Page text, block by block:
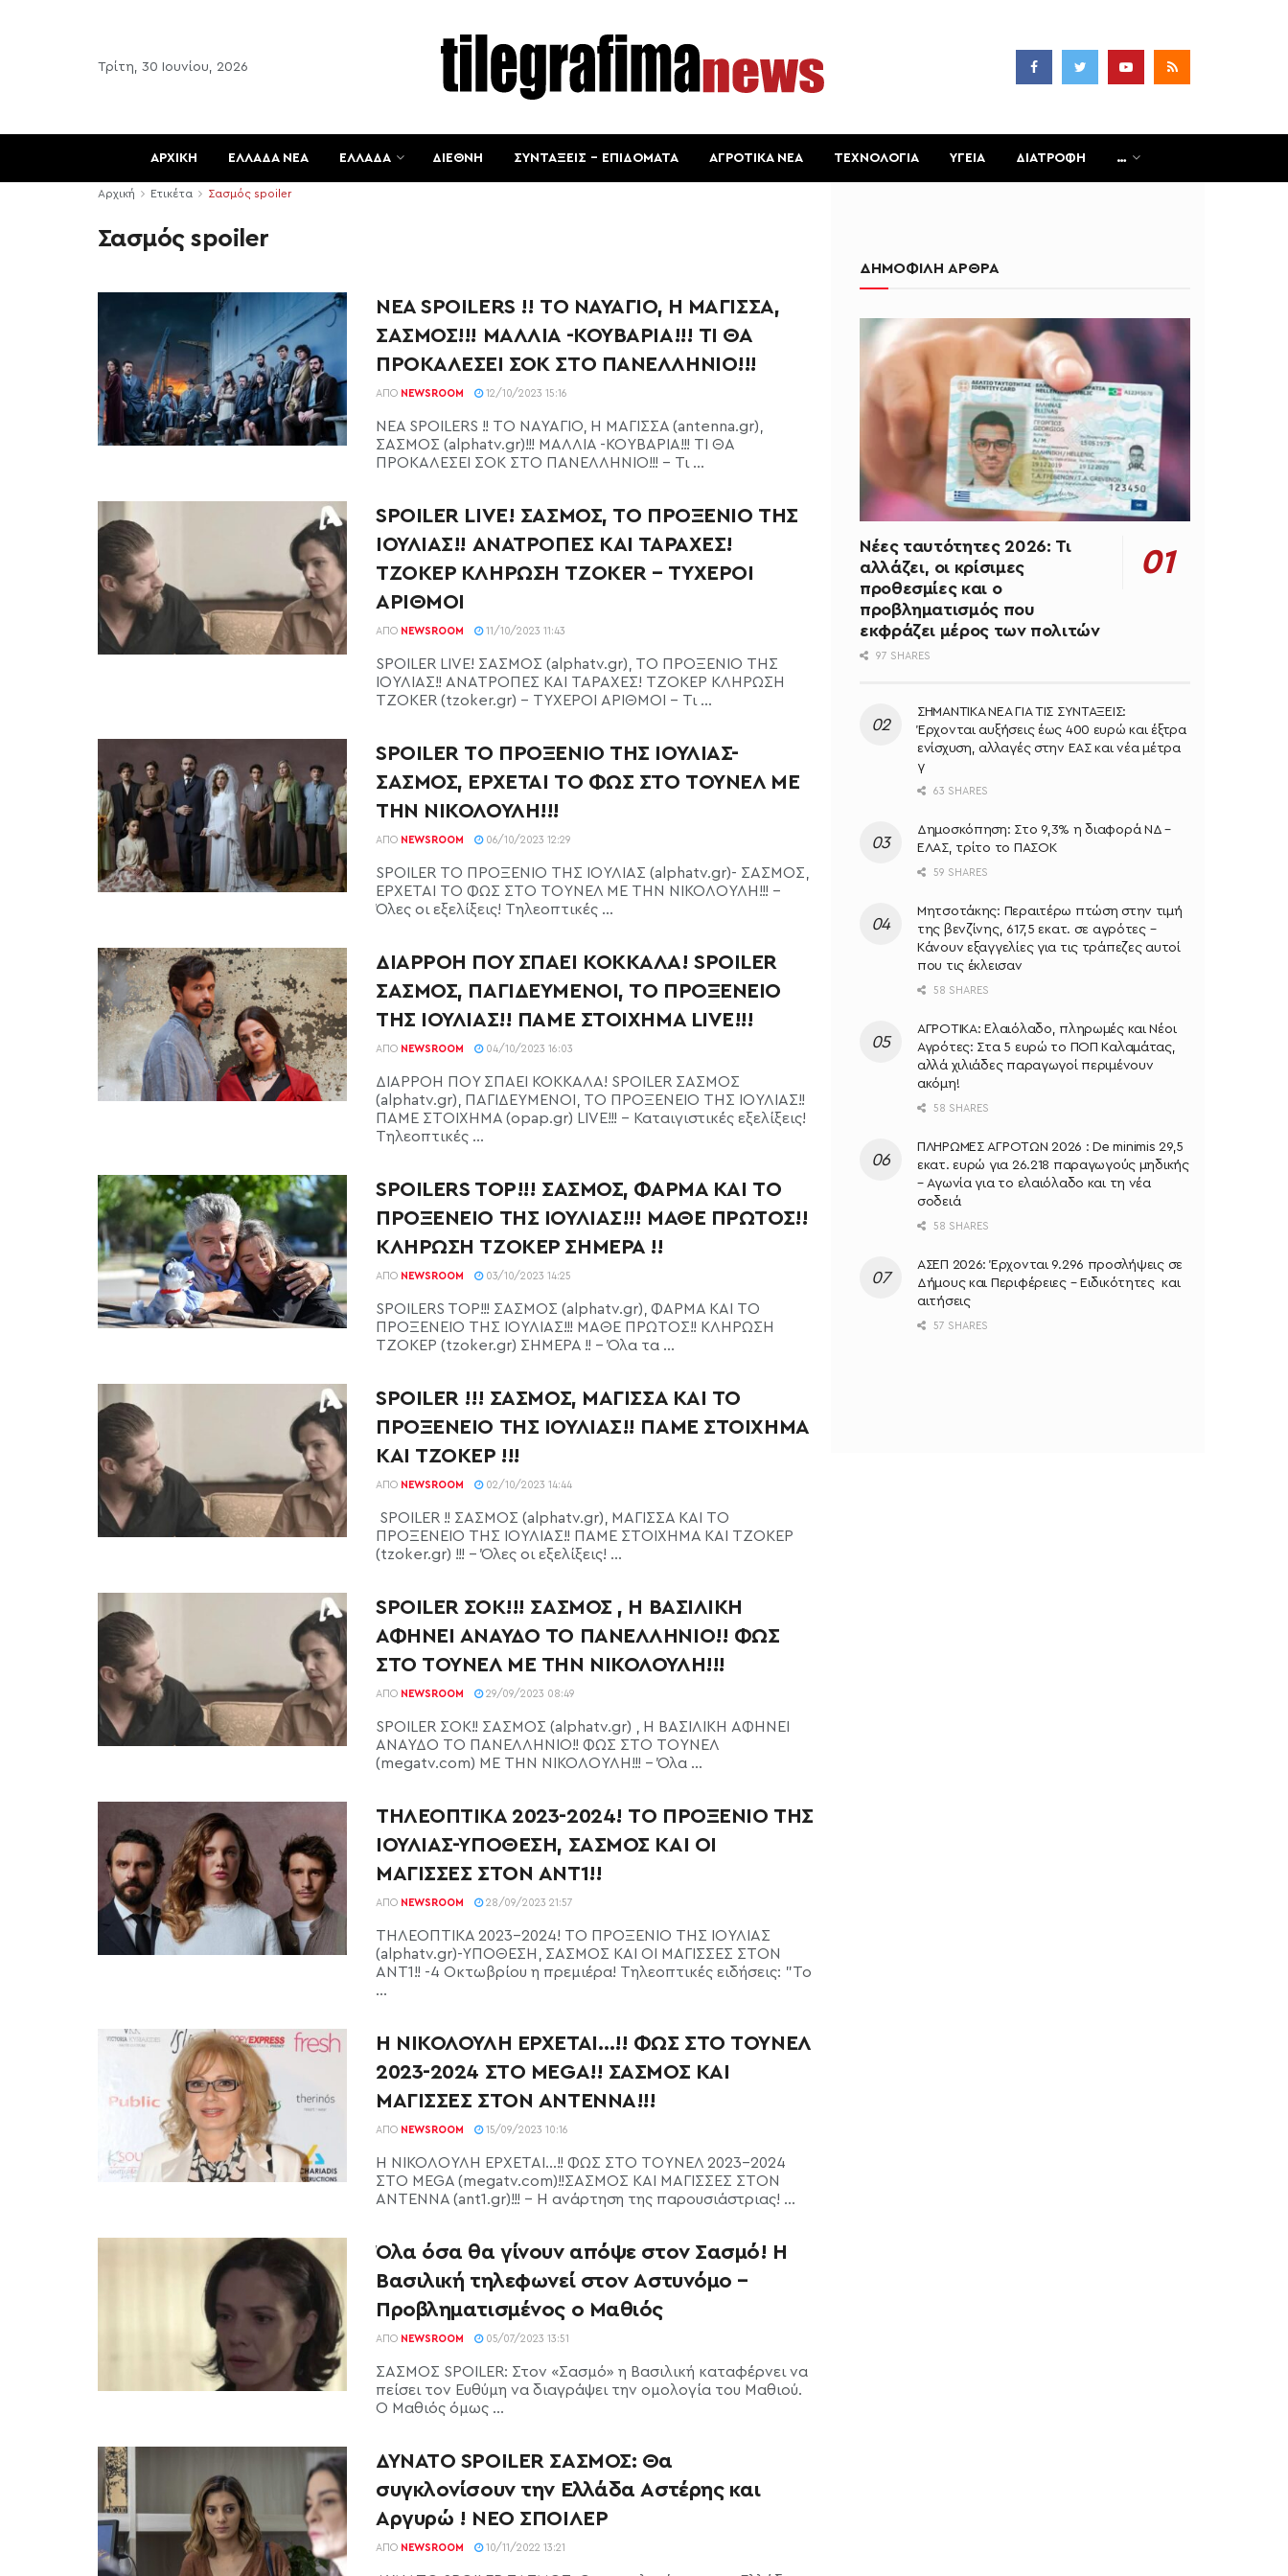
Τρίτη, 30 Ιουνίου, 2026
ΑΡΧΙΚΗ ΕΛΛΑΔΑ ΝΕΑ ΕΛΛΑΔΑ ΔΙΕΘΝΗ ΣΥΝΤΑΞΕΙΣ – ΕΠΙΔΟΜΑΤΑ ΑΓΡΟΤΙΚΑ ΝΕΑ ΤΕΧΝΟΛΟΓΙΑ ΥΓΕΙΑ ΔΙΑΤΡΟΦΗ …
Αρχική Ετικέτα Σασμός spoiler
Σασμός spoiler
ΝΕΑ SPOILERS !! ΤΟ ΝΑΥΑΓΙΟ, Η ΜΑΓΙΣΣΑ,
ΣΑΣΜΟΣ!!! ΜΑΛΛΙΑ -ΚΟΥΒΑΡΙΑ!!! ΤΙ ΘΑ
ΠΡΟΚΑΛΕΣΕΙ ΣΟΚ ΣΤΟ ΠΑΝΕΛΛΗΝΙΟ!!!
ΑΠΌ NEWSROOM 12/10/2023 15:16
ΝΕΑ SPOILERS !! ΤΟ ΝΑΥΑΓΙΟ, Η ΜΑΓΙΣΣΑ (antenna.gr),
ΣΑΣΜΟΣ (alphatv.gr)!!! ΜΑΛΛΙΑ -ΚΟΥΒΑΡΙΑ!!! ΤΙ ΘΑ
ΠΡΟΚΑΛΕΣΕΙ ΣΟΚ ΣΤΟ ΠΑΝΕΛΛΗΝΙΟ!!! - Τι ...
SPOILER LIVE! ΣΑΣΜΟΣ, ΤΟ ΠΡΟΞΕΝΙΟ ΤΗΣ
ΙΟΥΛΙΑΣ!! ΑΝΑΤΡΟΠΕΣ ΚΑΙ ΤΑΡΑΧΕΣ!
ΤΖΟΚΕΡ ΚΛΗΡΩΣΗ TZOKER – ΤΥΧΕΡΟΙ
ΑΡΙΘΜΟΙ
ΑΠΌ NEWSROOM 11/10/2023 11:43
SPOILER LIVE! ΣΑΣΜΟΣ (alphatv.gr), ΤΟ ΠΡΟΞΕΝΙΟ ΤΗΣ
ΙΟΥΛΙΑΣ!! ΑΝΑΤΡΟΠΕΣ ΚΑΙ ΤΑΡΑΧΕΣ! ΤΖΟΚΕΡ ΚΛΗΡΩΣΗ
TZOKER (tzoker.gr) - ΤΥΧΕΡΟΙ ΑΡΙΘΜΟΙ - Τι ...
SPOILER ΤΟ ΠΡΟΞΕΝΙΟ ΤΗΣ ΙΟΥΛΙΑΣ-
ΣΑΣΜΟΣ, ΕΡΧΕΤΑΙ ΤΟ ΦΩΣ ΣΤΟ ΤΟΥΝΕΛ ΜΕ
ΤΗΝ ΝΙΚΟΛΟΥΛΗ!!!
ΑΠΌ NEWSROOM 06/10/2023 12:29
SPOILER ΤΟ ΠΡΟΞΕΝΙΟ ΤΗΣ ΙΟΥΛΙΑΣ (alphatv.gr)- ΣΑΣΜΟΣ,
ΕΡΧΕΤΑΙ ΤΟ ΦΩΣ ΣΤΟ ΤΟΥΝΕΛ ΜΕ ΤΗΝ ΝΙΚΟΛΟΥΛΗ!!! -
Όλες οι εξελίξεις! Τηλεοπτικές ...
ΔΙΑΡΡΟΗ ΠΟΥ ΣΠΑΕΙ ΚΟΚΚΑΛΑ! SPOILER
ΣΑΣΜΟΣ, ΠΑΓΙΔΕΥΜΕΝΟΙ, ΤΟ ΠΡΟΞΕΝΕΙΟ
ΤΗΣ ΙΟΥΛΙΑΣ!! ΠΑΜΕ ΣΤΟΙΧΗΜΑ LIVE!!!
ΑΠΌ NEWSROOM 04/10/2023 16:03
ΔΙΑΡΡΟΗ ΠΟΥ ΣΠΑΕΙ ΚΟΚΚΑΛΑ! SPOILER ΣΑΣΜΟΣ
(alphatv.gr), ΠΑΓΙΔΕΥΜΕΝΟΙ, ΤΟ ΠΡΟΞΕΝΕΙΟ ΤΗΣ ΙΟΥΛΙΑΣ!!
ΠΑΜΕ ΣΤΟΙΧΗΜΑ (opap.gr) LIVE!!! - Καταιγιστικές εξελίξεις!
Τηλεοπτικές ...
SPOILERS TOP!!! ΣΑΣΜΟΣ, ΦΑΡΜΑ ΚΑΙ ΤΟ
ΠΡΟΞΕΝΕΙΟ ΤΗΣ ΙΟΥΛΙΑΣ!!! ΜΑΘΕ ΠΡΩΤΟΣ!!
ΚΛΗΡΩΣΗ ΤΖΟΚΕΡ ΣΗΜΕΡΑ !!
ΑΠΌ NEWSROOM 03/10/2023 14:25
SPOILERS TOP!!! ΣΑΣΜΟΣ (alphatv.gr), ΦΑΡΜΑ ΚΑΙ ΤΟ
ΠΡΟΞΕΝΕΙΟ ΤΗΣ ΙΟΥΛΙΑΣ!!! ΜΑΘΕ ΠΡΩΤΟΣ!! ΚΛΗΡΩΣΗ
ΤΖΟΚΕΡ (tzoker.gr) ΣΗΜΕΡΑ !! - Όλα τα ...
SPOILER !!! ΣΑΣΜΟΣ, ΜΑΓΙΣΣΑ ΚΑΙ ΤΟ
ΠΡΟΞΕΝΕΙΟ ΤΗΣ ΙΟΥΛΙΑΣ!! ΠΑΜΕ ΣΤΟΙΧΗΜΑ
ΚΑΙ ΤΖΟΚΕΡ !!!
ΑΠΌ NEWSROOM 02/10/2023 14:44
SPOILER !! ΣΑΣΜΟΣ (alphatv.gr), ΜΑΓΙΣΣΑ ΚΑΙ ΤΟ
ΠΡΟΞΕΝΕΙΟ ΤΗΣ ΙΟΥΛΙΑΣ!! ΠΑΜΕ ΣΤΟΙΧΗΜΑ ΚΑΙ ΤΖΟΚΕΡ
(tzoker.gr) !!! - Όλες οι εξελίξεις! ...
SPOILER ΣΟΚ!!! ΣΑΣΜΟΣ , Η ΒΑΣΙΛΙΚΗ
ΑΦΗΝΕΙ ΑΝΑΥΔΟ ΤΟ ΠΑΝΕΛΛΗΝΙΟ!! ΦΩΣ
ΣΤΟ ΤΟΥΝΕΛ ΜΕ ΤΗΝ ΝΙΚΟΛΟΥΛΗ!!!
ΑΠΌ NEWSROOM 29/09/2023 08:49
SPOILER ΣΟΚ!! ΣΑΣΜΟΣ (alphatv.gr) , Η ΒΑΣΙΛΙΚΗ ΑΦΗΝΕΙ
ΑΝΑΥΔΟ ΤΟ ΠΑΝΕΛΛΗΝΙΟ!! ΦΩΣ ΣΤΟ ΤΟΥΝΕΛ
(megatv.com) ΜΕ ΤΗΝ ΝΙΚΟΛΟΥΛΗ!!! - Όλα ...
ΤΗΛΕΟΠΤΙΚΑ 2023-2024! ΤΟ ΠΡΟΞΕΝΙΟ ΤΗΣ
ΙΟΥΛΙΑΣ-ΥΠΟΘΕΣΗ, ΣΑΣΜΟΣ ΚΑΙ ΟΙ
ΜΑΓΙΣΣΕΣ ΣΤΟΝ ΑΝΤ1!!
ΑΠΌ NEWSROOM 28/09/2023 21:57
ΤΗΛΕΟΠΤΙΚΑ 2023-2024! ΤΟ ΠΡΟΞΕΝΙΟ ΤΗΣ ΙΟΥΛΙΑΣ
(alphatv.gr)-ΥΠΟΘΕΣΗ, ΣΑΣΜΟΣ ΚΑΙ ΟΙ ΜΑΓΙΣΣΕΣ ΣΤΟΝ
ΑΝΤ1!! -4 Οκτωβρίου η πρεμιέρα! Τηλεοπτικές ειδήσεις: "Το
...
Η ΝΙΚΟΛΟΥΛΗ ΕΡΧΕΤΑΙ…!! ΦΩΣ ΣΤΟ ΤΟΥΝΕΛ
2023-2024 ΣΤΟ MEGA!! ΣΑΣΜΟΣ ΚΑΙ
ΜΑΓΙΣΣΕΣ ΣΤΟΝ ΑΝΤΕΝΝΑ!!!
ΑΠΌ NEWSROOM 15/09/2023 10:16
Η ΝΙΚΟΛΟΥΛΗ ΕΡΧΕΤΑΙ…!! ΦΩΣ ΣΤΟ ΤΟΥΝΕΛ 2023-2024
ΣΤΟ MEGA (megatv.com)!!ΣΑΣΜΟΣ ΚΑΙ ΜΑΓΙΣΣΕΣ ΣΤΟΝ
ΑΝΤΕΝΝΑ (ant1.gr)!!! - Η ανάρτηση της παρουσιάστριας! ...
Όλα όσα θα γίνουν απόψε στον Σασμό! Η
Βασιλική τηλεφωνεί στον Αστυνόμο –
Προβληματισμένος ο Μαθιός
ΑΠΌ NEWSROOM 05/07/2023 13:51
ΣΑΣΜΟΣ SPOILER: Στον «Σασμό» η Βασιλική καταφέρνει να
πείσει τον Ευθύμη να διαγράψει την ομολογία του Μαθιού.
Ο Μαθιός όμως ...
ΔΥΝΑΤΟ SPOILER ΣΑΣΜΟΣ: Θα
συγκλονίσουν την Ελλάδα Αστέρης και
Αργυρώ ! ΝΕΟ ΣΠΟΙΛΕΡ
ΑΠΌ NEWSROOM 10/11/2022 13:21
ΔΗΜΟΦΙΛΗ ΑΡΘΡΑ
Νέες ταυτότητες 2026: Τι
αλλάζει, οι κρίσιμες
προθεσμίες και ο
προβληματισμός που
εκφράζει μέρος των πολιτών
97 SHARES
ΣΗΜΑΝΤΙΚΑ ΝΕΑ ΓΙΑ ΤΙΣ ΣΥΝΤΑΞΕΙΣ:
Έρχονται αυξήσεις έως 400 ευρώ και έξτρα
ενίσχυση, αλλαγές στην ΕΑΣ και νέα μέτρα
γ
63 SHARES
Δημοσκόπηση: Στο 9,3% η διαφορά ΝΔ –
ΕΛΑΣ, τρίτο το ΠΑΣΟΚ
59 SHARES
Μητσοτάκης: Περαιτέρω πτώση στην τιμή
της βενζίνης, 617,5 εκατ. σε αγρότες –
Κάνουν εξαγγελίες για τις τράπεζες αυτοί
που τις έκλεισαν
58 SHARES
ΑΓΡΟΤΙΚΑ: Ελαιόλαδο, πληρωμές και Νέοι
Αγρότες: Στα 5 ευρώ το ΠΟΠ Καλαμάτας,
αλλά χιλιάδες παραγωγοί περιμένουν
ακόμη!
58 SHARES
ΠΛΗΡΩΜΕΣ ΑΓΡΟΤΩΝ 2026 : De minimis 29,5
εκατ. ευρώ για 26.218 παραγωγούς μηδικής
– Αγωνία για το ελαιόλαδο και τη νέα
σοδειά
58 SHARES
ΑΣΕΠ 2026: Έρχονται 9.296 προσλήψεις σε
Δήμους και Περιφέρειες – Ειδικότητες και
αιτήσεις
57 SHARES